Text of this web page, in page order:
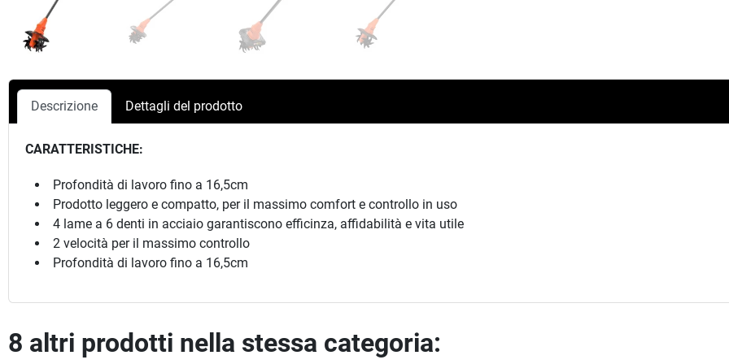
Descrizione Dettagli del prodotto
CARATTERISTICHE:
Profondità di lavoro fino a 16,5cm
Prodotto leggero e compatto, per il massimo comfort e controllo in uso
4 lame a 6 denti in acciaio garantiscono efficinza, affidabilità e vita utile
2 velocità per il massimo controllo
Profondità di lavoro fino a 16,5cm
8 altri prodotti nella stessa categoria: